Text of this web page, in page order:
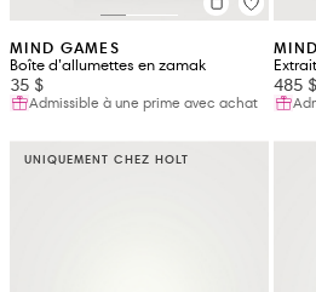
MIND GAMES
Boîte d’allumettes en zamak
35 $
Admissible à une prime avec achat
485 $
UNIQUEMENT CHEZ HOLT